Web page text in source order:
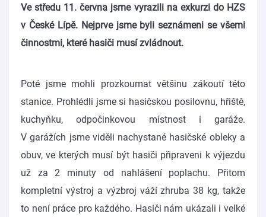
Ve středu 11. června jsme vyrazili na exkurzi do HZS
v České Lípě. Nejprve jsme byli seznámeni se všemi
činnostmi, které hasiči musí zvládnout.
Poté jsme mohli prozkoumat většinu zákoutí této
stanice. Prohlédli jsme si hasičskou posilovnu, hřiště,
kuchyňku, odpočinkovou místnost i garáže.
V garážích jsme viděli nachystané hasičské obleky a
obuv, ve kterých musí být hasiči připraveni k výjezdu
už za 2 minuty od nahlášení poplachu. Přitom
kompletní výstroj a výzbroj váží zhruba 38 kg, takže
to není práce pro každého. Hasiči nám ukázali i velké